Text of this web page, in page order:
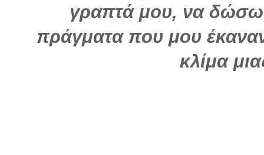
γραπτά μου, να δώσω
πράγματα που μου
κλίμα